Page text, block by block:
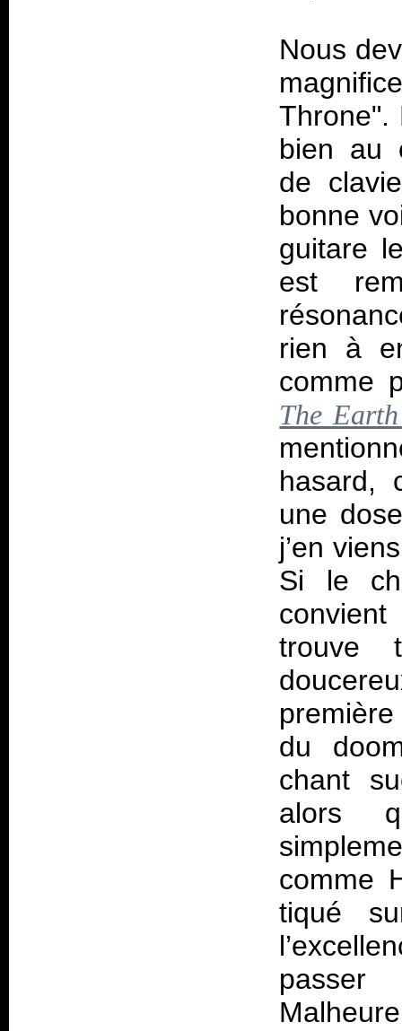
Nous
Throne".
bien au
de
bonne
guitare
est
rien à
comme
The
hasard,
une
j’en
Si le
trouve
du
chant
alors
comme
tiqué